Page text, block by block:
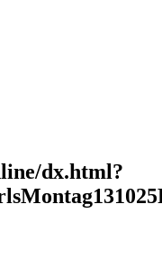
dx.html?